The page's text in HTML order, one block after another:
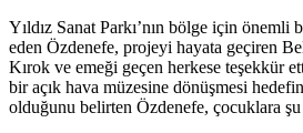
Yıldız Sanat Parkı’nın bölge için önemli
eden Özdenefe, projeyi hayata geçiren
Kırok ve emeği geçen herkese teşekkür
bir açık hava müzesine dönüşmesi
olduğunu belirten Özdenefe, çocuklara